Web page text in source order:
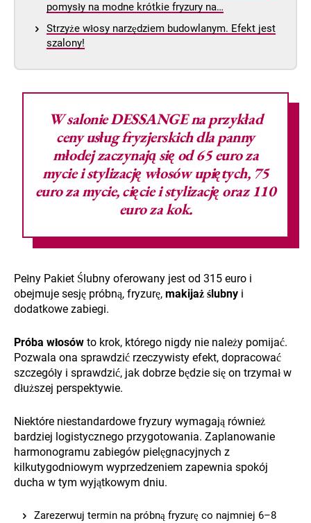
pomysły na modne krótkie fryzury na…
Strzyże włosy narzędziem budowlanym. Efekt jest
szalony!
Wsalonie DESSANGEna przykład
ceny usługfryzjerskich dla panny
młodejzaczynają się od 65 euro za
mycie i stylizację włosów upiętych, 75
euro za mycie, cięcie i stylizację oraz 110
euro za kok.
Pełny Pakiet Ślubny oferowany jest od 315 euro i
obejmuje sesję próbną, fryzurę, makijaż ślubny i
dodatkowe zabiegi.
Próba włosów to krok, którego nigdy nie należy pomijać.
Pozwala ona sprawdzić rzeczywisty efekt, dopracować
szczegóły i sprawdzić, jak dobrze będzie się on trzymał w
dłuższej perspektywie.
Niektóre niestandardowe fryzury wymagają również
bardziej logistycznego przygotowania. Zaplanowanie
harmonogramu zabiegów pielęgnacyjnych z
kilkutygodniowym wyprzedzeniem zapewnia spokój
ducha w tym wyjątkowym dniu.
Zarezerwuj termin na próbną fryzurę co najmniej 6–8